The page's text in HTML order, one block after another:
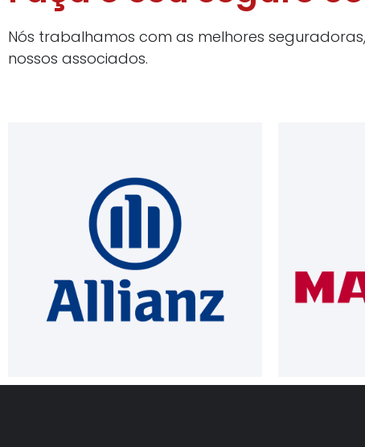
Nós trabalhamos com as melhores
nossos associados.